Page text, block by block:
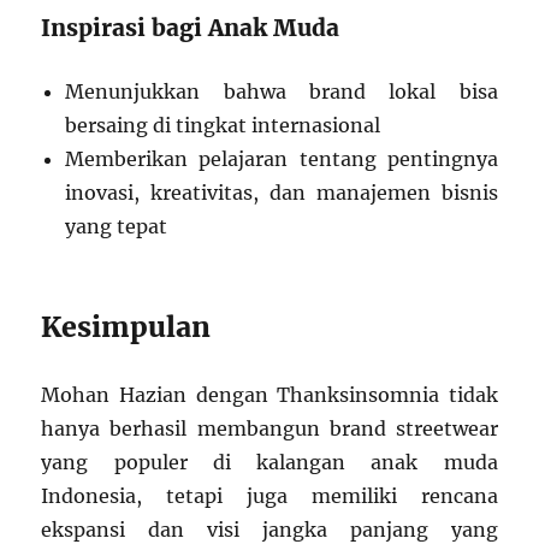
Inspirasi bagi Anak Muda
Menunjukkan bahwa brand lokal bisa
bersaing di tingkat internasional
Memberikan pelajaran tentang pentingnya
inovasi, kreativitas, dan manajemen bisnis
yang tepat
Kesimpulan
Mohan Hazian dengan Thanksinsomnia tidak
hanya berhasil membangun brand streetwear
yang populer di kalangan anak muda
Indonesia, tetapi juga memiliki rencana
ekspansi dan visi jangka panjang yang